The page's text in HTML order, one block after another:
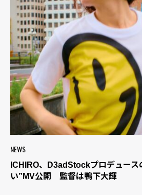
NEWS
ICHIRO、D3adStockプロデュース
い”MV公開 監督は鴨下大輝